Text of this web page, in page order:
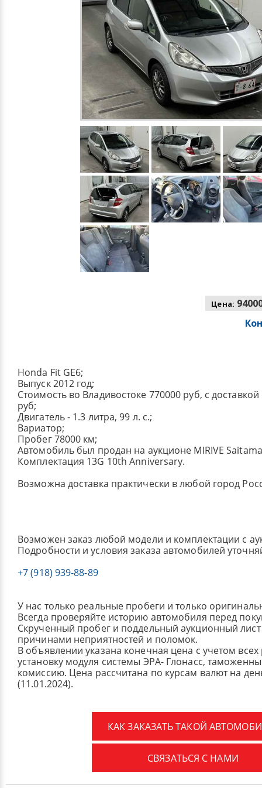
Цена:
Honda Fit GE6;
Выпуск 2012 год;
Стоимость во Владивостоке 770000 руб, с
руб;
Двигатель - 1.3 литра, 99 л. с.;
Вариатор;
Пробег 78000 км;
Автомобиль был продан на аукционе MIRIVE
Комплектация 13G 10th Anniversary.
Возможна доставка практически в любой город
Возможен заказ любой модели и комплектации с
Подробности и условия заказа автомобилей
+7 (918) 939-88-89
У нас только реальные пробеги и только
Всегда проверяйте историю автомобиля перед
Скрученный пробег и поддельный аукционный лист
причинами неприятностей и поломок.
В объявлении указана конечная цена с учетом
установку модуля системы ЭРА- Глонасс,
комиссию. Цена рассчитана по курсам валют на
(11.01.2024).
КАК ЗАКАЗАТЬ ТАКОЙ
СВЯЗАТЬСЯ С НАМИ